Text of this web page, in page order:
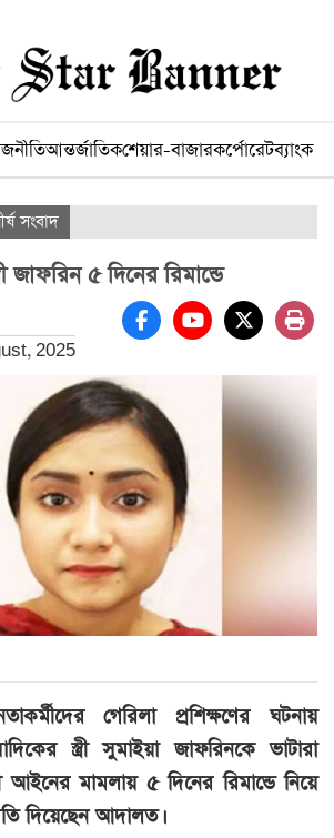
আন্তর্জাতিকশেয়ার-বাজারকর্পোরেটব্যাংক
সংবাদ
জাফরিন ৫ দিনের রিমান্ডে
2025
গেরিলা প্রশিক্ষণের ঘটনায়
স্ত্রী সুমাইয়া জাফরিনকে ভাটারা
আইনের মামলায় ৫ দিনের রিমান্ডে নিয়ে
দিয়েছেন আদালত।